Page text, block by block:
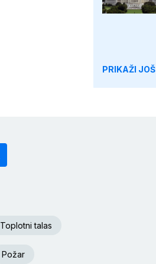
PRIKAŽI JOŠ
Toplotni talas
Požar